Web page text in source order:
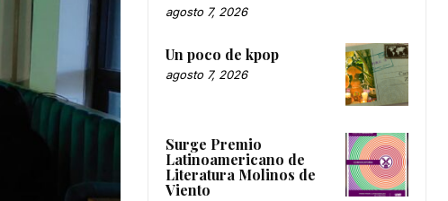
agosto 7, 2026
Un poco de kpop
agosto 7, 2026
Surge Premio
Latinoamericano de
Literatura Molinos de
Viento